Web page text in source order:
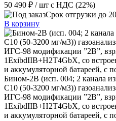
50 490 ₽ / шт с НДС (22%)
Срок отгрузки до
В корзину
Бином-2В (исп. 004; 2 канала
С10 (50-3200 мг/м3))
ИГС-98 модификации ”2В”,
1ExibdIIB+H2T4GbX, со
и аккумуляторной батареей, с